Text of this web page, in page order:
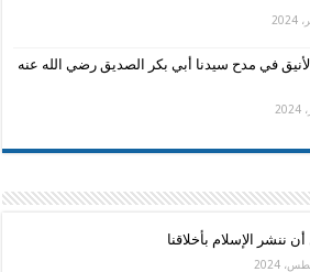
في مدح سيدنا أبي بكر الصديق رضي الله عنه
ننشر الإسلام بأخلاقنا